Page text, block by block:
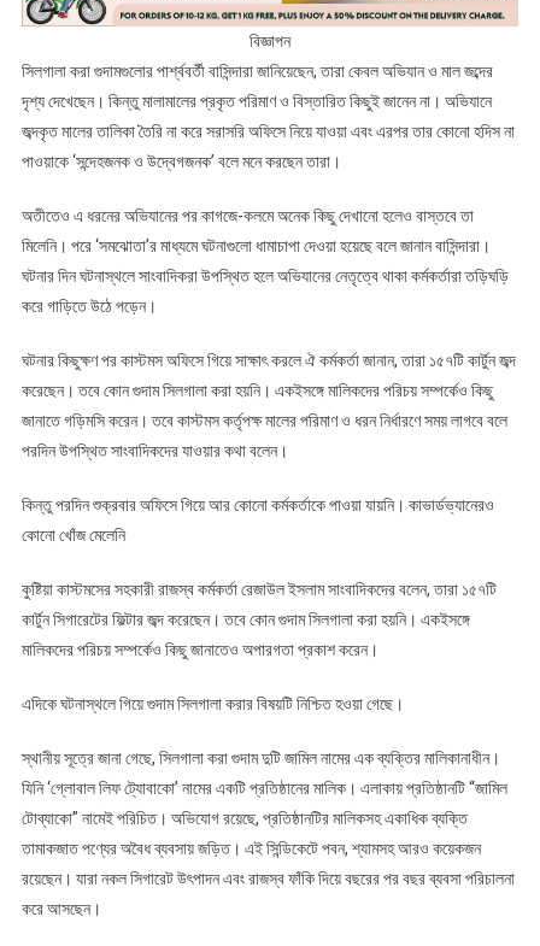
বিজ্ঞাপন
সিলগালা করা গুদামগুলোর পার্শ্ববর্তী বাসিন্দারা জানিয়েছেন, তারা কেবল অভিযান ও মাল জব্দের
দৃশ্য দেখেছেন। কিন্তু মালামালের প্রকৃত পরিমাণ ও বিস্তারিত কিছুই জানেন না। অভিযানে
জব্দকৃত মালের তালিকা তৈরি না করে সরাসরি অফিসে নিয়ে যাওয়া এবং এরপর তার কোনো হদিস না
পাওয়াকে ‘সন্দেহজনক ও উদ্বেগজনক’ বলে মনে করছেন তারা।
অতীতেও এ ধরনের অভিযানের পর কাগজে-কলমে অনেক কিছু দেখানো হলেও বাস্তবে তা
মিলেনি। পরে ‘সমঝোতা’র মাধ্যমে ঘটনাগুলো ধামাচাপা দেওয়া হয়েছে বলে জানান বাসিন্দারা।
ঘটনার দিন ঘটনাস্থলে সাংবাদিকরা উপস্থিত হলে অভিযানের নেতৃত্বে থাকা কর্মকর্তারা তড়িঘড়ি
করে গাড়িতে উঠে পড়েন।
ঘটনার কিছুক্ষণ পর কাস্টমস অফিসে গিয়ে সাক্ষাৎ করলে ঐ কর্মকর্তা জানান, তারা ১৫৭টি কার্টুন জব্দ
করেছেন। তবে কোন গুদাম সিলগালা করা হয়নি। একইসঙ্গে মালিকদের পরিচয় সম্পর্কেও কিছু
জানাতে গড়িমসি করেন। তবে কাস্টমস কর্তৃপক্ষ মালের পরিমাণ ও ধরন নির্ধারণে সময় লাগবে বলে
পরদিন উপস্থিত সাংবাদিকদের যাওয়ার কথা বলেন।
কিন্তু পরদিন শুক্রবার অফিসে গিয়ে আর কোনো কর্মকর্তাকে পাওয়া যায়নি। কাভার্ডভ্যানেরও
কোনো খোঁজ মেলেনি
কুষ্টিয়া কাস্টমসের সহকারী রাজস্ব কর্মকর্তা রেজাউল ইসলাম সাংবাদিকদের বলেন, তারা ১৫৭টি
কার্টুন সিগারেটের ফিল্টার জব্দ করেছেন। তবে কোন গুদাম সিলগালা করা হয়নি। একইসঙ্গে
মালিকদের পরিচয় সম্পর্কেও কিছু জানাতেও অপারগতা প্রকাশ করেন।
এদিকে ঘটনাস্থলে গিয়ে গুদাম সিলগালা করার বিষয়টি নিশ্চিত হওয়া গেছে।
স্থানীয় সূত্রে জানা গেছে, সিলগালা করা গুদাম দুটি জামিল নামের এক ব্যক্তির মালিকানাধীন।
যিনি ‘গ্লোবাল লিফ ট্যোবাকো’ নামের একটি প্রতিষ্ঠানের মালিক। এলাকায় প্রতিষ্ঠানটি “জামিল
টোব্যাকো” নামেই পরিচিত। অভিযোগ রয়েছে, প্রতিষ্ঠানটির মালিকসহ একাধিক ব্যক্তি
তামাকজাত পণ্যের অবৈধ ব্যবসায় জড়িত। এই সিন্ডিকেটে পবন, শ্যামসহ আরও কয়েকজন
রয়েছেন। যারা নকল সিগারেট উৎপাদন এবং রাজস্ব ফাঁকি দিয়ে বছরের পর বছর ব্যবসা পরিচালনা
করে আসছেন।